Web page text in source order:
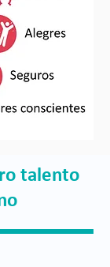
talento